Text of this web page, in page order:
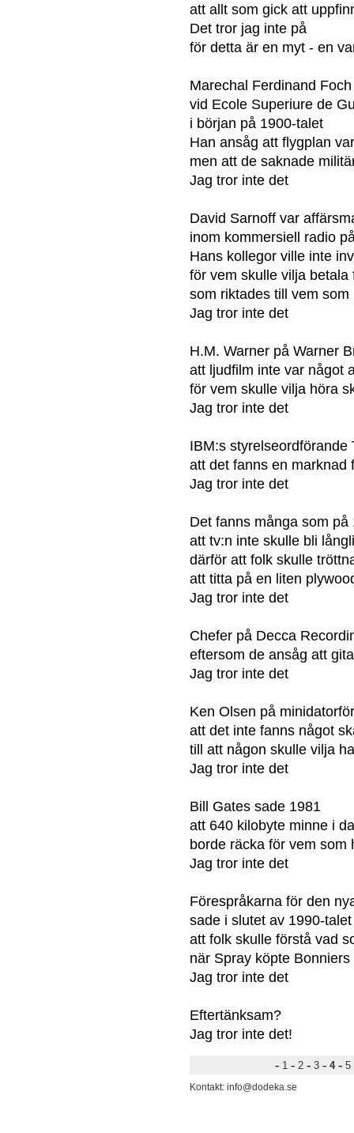
att allt som gick att
Det tror jag inte på
för detta är en myt - en
Marechal Ferdinand
vid Ecole Superiure de
i början på 1900-talet
Han ansåg att flygplan
men att de saknade
Jag tror inte det
David Sarnoff var
inom kommersiell radio
Hans kollegor ville inte
för vem skulle vilja betala
som riktades till vem som
Jag tror inte det
H.M. Warner på Warner
att ljudfilm inte var något
för vem skulle vilja höra
Jag tror inte det
IBM:s
att det fanns en marknad
Jag tror inte det
Det fanns många som på
att tv:n inte skulle bli
därför att folk skulle
att titta på en liten
Jag tror inte det
Chefer på Decca
eftersom de ansåg att
Jag tror inte det
Ken Olsen på
att det inte fanns något
till att någon skulle vilja
Jag tror inte det
Bill Gates sade 1981
att 640 kilobyte minne i
borde räcka för vem som
Jag tror inte det
Förespråkarna för den
sade i slutet av 1990-talet
att folk skulle förstå vad
när Spray köpte Bonniers
Jag tror inte det
Eftertänksam?
Jag tror inte det!
-1 -2 -3 - 4 -5
Kontakt: info@dodeka.se